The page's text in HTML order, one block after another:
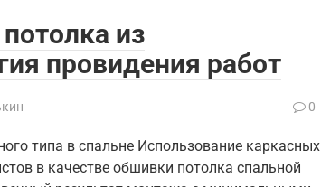
из
провидения работ
0
типа в спальне Использование каркасных
в качестве обшивки потолка спальной